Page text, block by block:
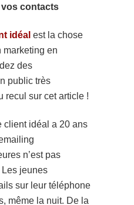
contacts
idéal est la chose
marketing en
des
public très
recul sur cet article !
client idéal a 20 ans
n’est pas
jeunes
sur leur téléphone
même la nuit. De la